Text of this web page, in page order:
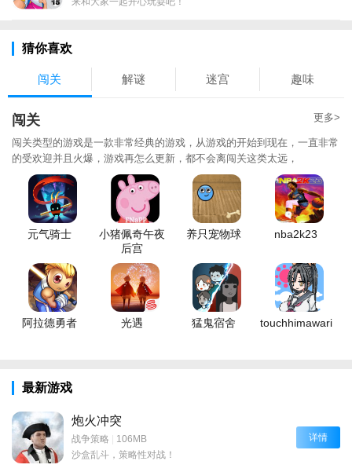
猜你喜欢
闯关 解谜 迷宫 趣味
闯关 更多>
闯关类型的游戏是一款非常经典的游戏，从游戏的开始到现在，一直非常
的受欢迎并且火爆，游戏再怎么更新，都不会离闯关这类太远，
元气骑士
小猪佩奇午夜
后宫
养只宠物球 nba2k23
阿拉德勇者 光遇 猛鬼宿舍 touchhimawari
最新游戏
炮火冲突
战争策略 | 106MB
沙盒乱斗，策略性对战！
详情